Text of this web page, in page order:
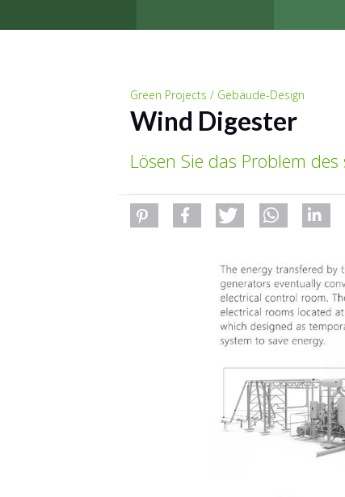
Green Projects / Gebäude-Design
Wind Digester
Lösen Sie das Problem